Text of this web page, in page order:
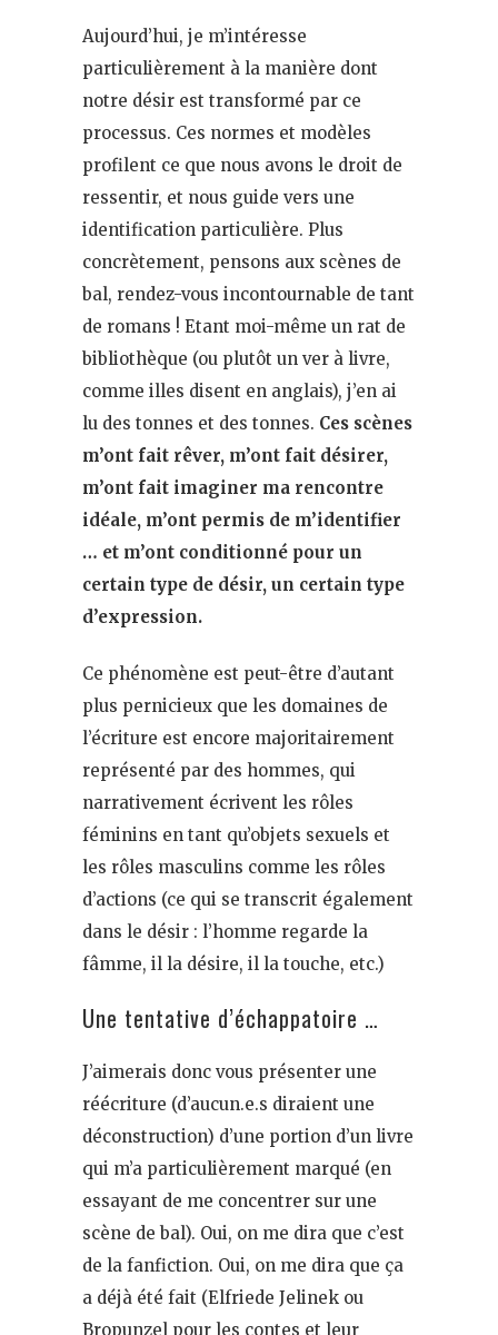
Aujourd’hui, je m’intéresse
particulièrement à la manière dont
notre désir est transformé par ce
processus. Ces normes et modèles
profilent ce que nous avons le droit de
ressentir, et nous guide vers une
identification particulière. Plus
concrètement, pensons aux scènes de
bal, rendez-vous incontournable de tant
de romans ! Etant moi-même un rat de
bibliothèque (ou plutôt un ver à livre,
comme illes disent en anglais), j’en ai
lu des tonnes et des tonnes. Ces scènes
m’ont fait rêver, m’ont fait désirer,
m’ont fait imaginer ma rencontre
idéale, m’ont permis de m’identifier
… et m’ont conditionné pour un
certain type de désir, un certain type
d’expression.
Ce phénomène est peut-être d’autant
plus pernicieux que les domaines de
l’écriture est encore majoritairement
représenté par des hommes, qui
narrativement écrivent les rôles
féminins en tant qu’objets sexuels et
les rôles masculins comme les rôles
d’actions (ce qui se transcrit également
dans le désir : l’homme regarde la
fâmme, il la désire, il la touche, etc.)
Une tentative d’échappatoire …
J’aimerais donc vous présenter une
réécriture (d’aucun.e.s diraient une
déconstruction) d’une portion d’un livre
qui m’a particulièrement marqué (en
essayant de me concentrer sur une
scène de bal). Oui, on me dira que c’est
de la fanfiction. Oui, on me dira que ça
a déjà été fait (Elfriede Jelinek ou
Bropunzel pour les contes et leur